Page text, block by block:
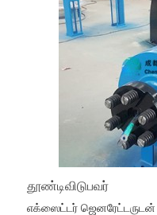
தூண்டிவிடுபவர்
எக்ஸைட்டர்